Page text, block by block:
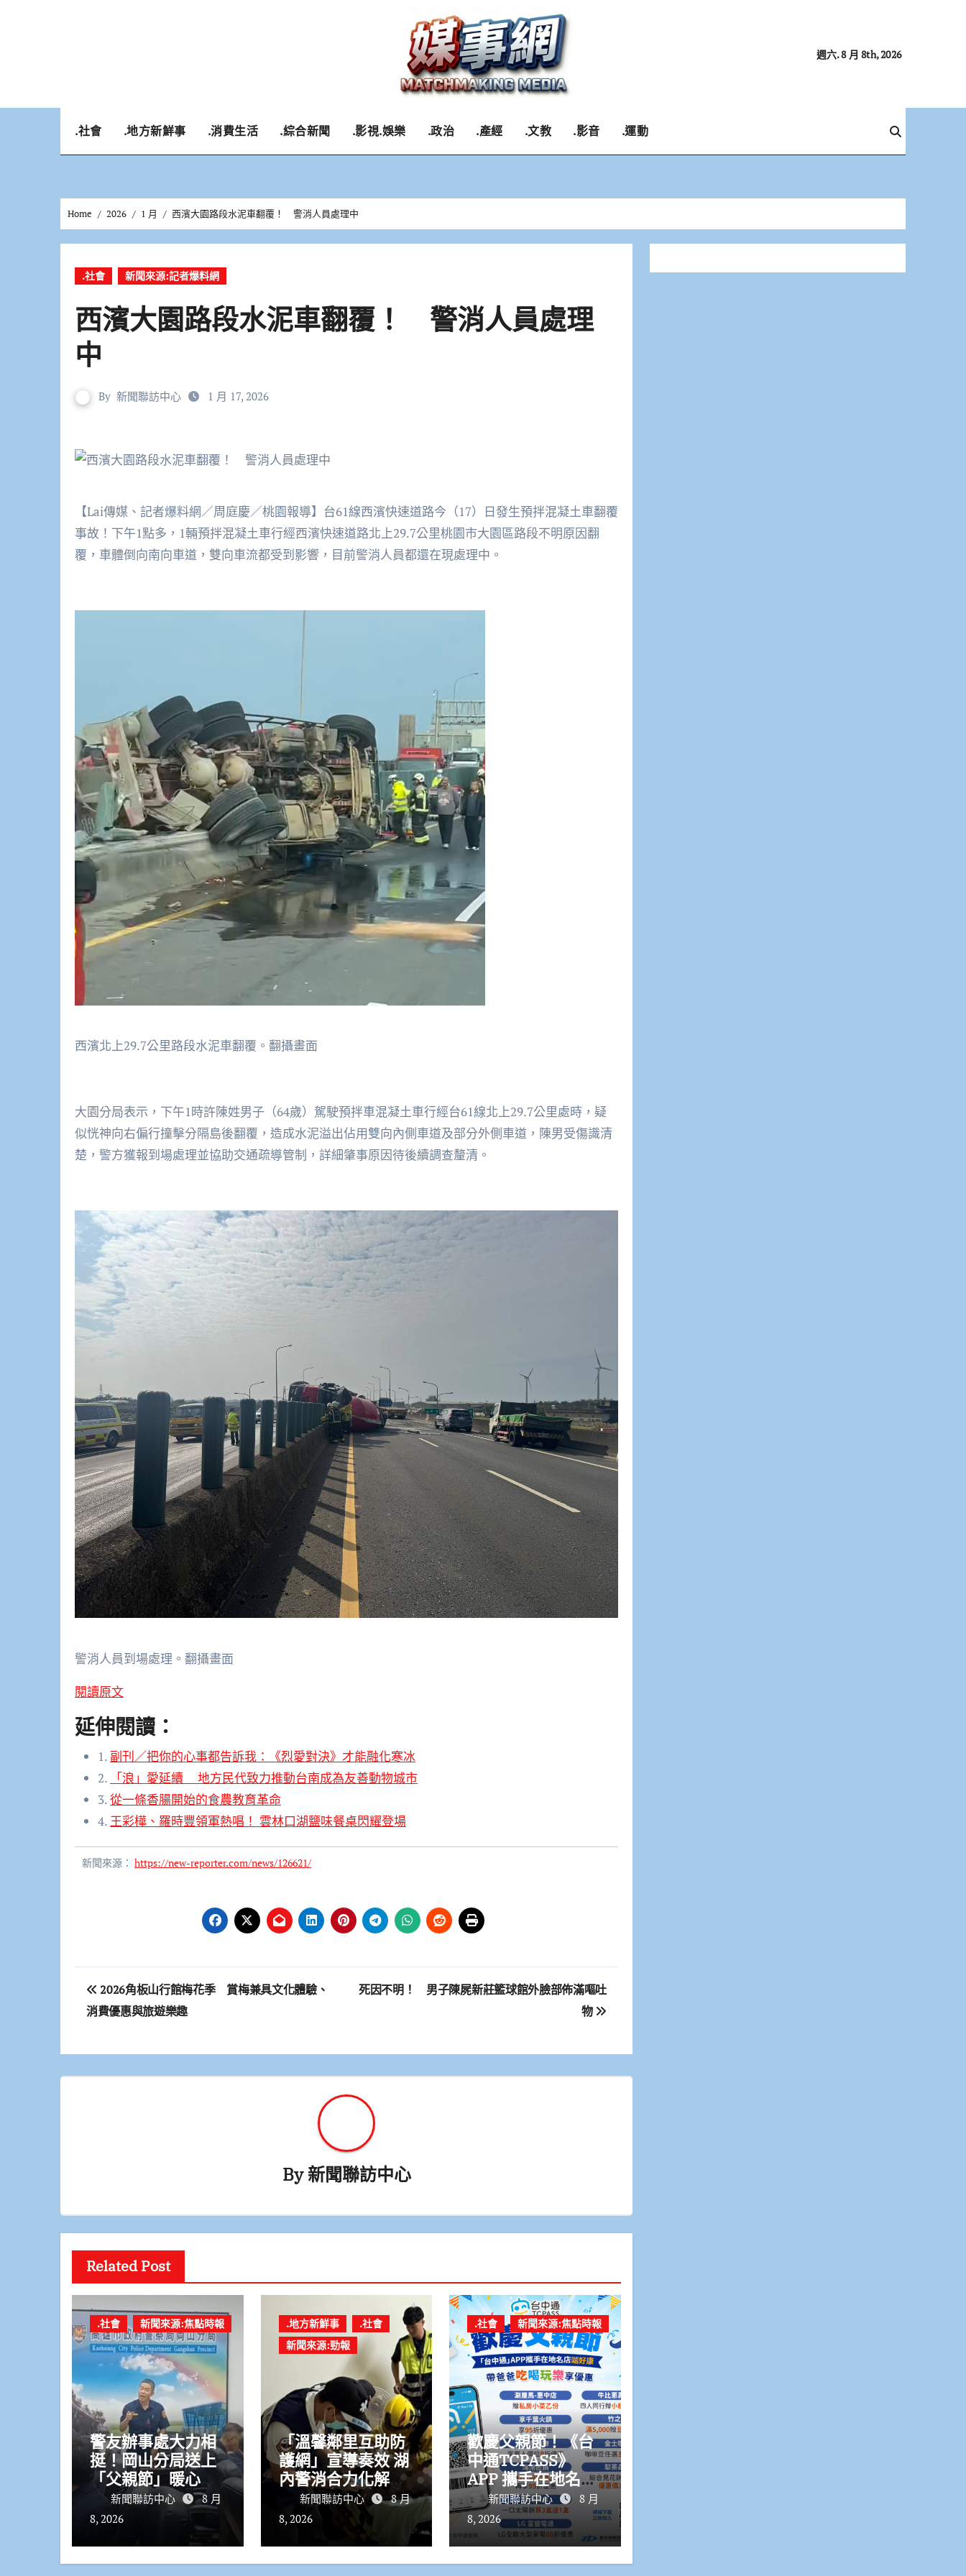
週六. 8 月 8th, 2026
.社會 .地方新鮮事 .消費生活 .綜合新聞 .影視.娛樂 .政治 .產經 .文教 .影音 .運動
Home 2026 1 月 西濱大園路段水泥車翻覆！ 警消人員處理中
.社會 新聞來源:記者爆料網
西濱大園路段水泥車翻覆！ 警消人員處理
中
By 新聞聯訪中心 1 月 17, 2026
【Lai傳媒、記者爆料網／周庭慶／桃園報導】台61線西濱快速道路今（17）日發生預拌混凝土車翻覆
事故！下午1點多，1輛預拌混凝土車行經西濱快速道路北上29.7公里桃園市大園區路段不明原因翻
覆，車體倒向南向車道，雙向車流都受到影響，目前警消人員都還在現處理中。
西濱北上29.7公里路段水泥車翻覆。翻攝畫面
大園分局表示，下午1時許陳姓男子（64歲）駕駛預拌車混凝土車行經台61線北上29.7公里處時，疑
似恍神向右偏行撞擊分隔島後翻覆，造成水泥溢出佔用雙向內側車道及部分外側車道，陳男受傷識清
楚，警方獲報到場處理並協助交通疏導管制，詳細肇事原因待後續調查釐清。
警消人員到場處理。翻攝畫面
閱讀原文
延伸閱讀：
1. 副刊／把你的心事都告訴我：《烈愛對決》才能融化寒冰
2.
「浪」愛延續 地方民代致力推動台南成為友善動物城市
3.從一條香腸開始的食農教育革命
4. 王彩樺、羅時豐領軍熱唱！ 雲林口湖鹽味餐桌閃耀登場
新聞來源： https://new-reporter.com/news/126621/
文
章
覽
2026角板山行館梅花季 賞梅兼具文化體驗、
消費優惠與旅遊樂趣
死因不明！ 男子陳屍新莊籃球館外臉部佈滿嘔吐
物
By新聞聯訪中心
Related Post
.社會 新聞來源:焦點時報
警友辦事處大力相
挺！岡山分局送上
「父親節」暖心祝
福 新聞聯訪中心
8 月
8, 2026
.地方新鮮事
.社會
新聞來源:勁報
「溫馨鄰里互助防
護網」宣導奏效 湖
內警消合力化解獨
居翁危機
新聞聯訪中心
8 月
8, 2026
.社會 新聞來源:焦點時報
歡慶父親節！《台
中通TCPASS》
APP 攜手在地名店
熱情端好康
新聞聯訪中心
8 月
8, 2026